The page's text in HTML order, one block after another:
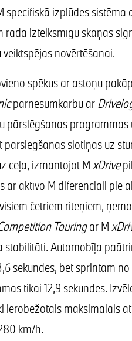
specifiskā izplūdes
rada izteiksmīgu skaņas
novērtēšanai.
spēkus ar astoņu
pārnesumkārbu ar
pārslēgšanas programmas
slotiņas uz
ceļa, izmantojot MxDrive
ar aktīvo M diferenciāli pie
četriem riteņiem,
Touringar M
stabilitāti. Automobīļa
sekundēs, bet sprintam
tikai 12,9 sekundes.
ierobežotais maksimālais
km/h.